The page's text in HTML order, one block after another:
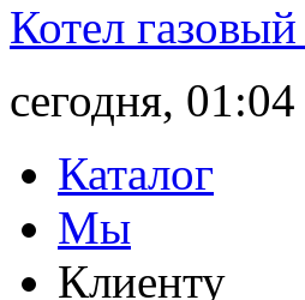
Котел
сегодня, 01:04
Каталог
Мы
Клиенту